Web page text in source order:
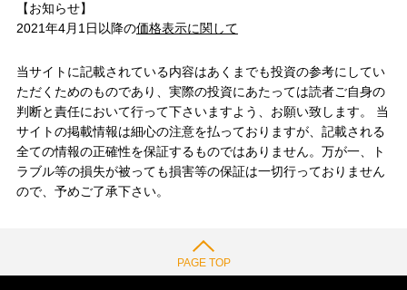
【お知らせ】
2021年4月1日以降の価格表示に関して
当サイトに記載されている内容はあくまでも投資の参考にしてい
ただくためのものであり、実際の投資にあたっては読者ご自身の
判断と責任において行って下さいますよう、お願い致します。 当
サイトの掲載情報は細心の注意を払っておりますが、記載される
全ての情報の正確性を保証するものではありません。万が一、ト
ラブル等の損失が被っても損害等の保証は一切行っておりません
ので、予めご了承下さい。
PAGE TOP